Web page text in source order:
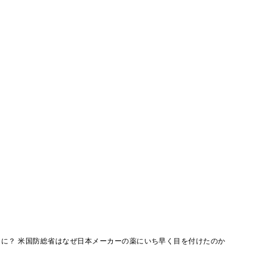
？ 米国防総省はなぜ日本メーカーの薬にいち早く目を付けたのか